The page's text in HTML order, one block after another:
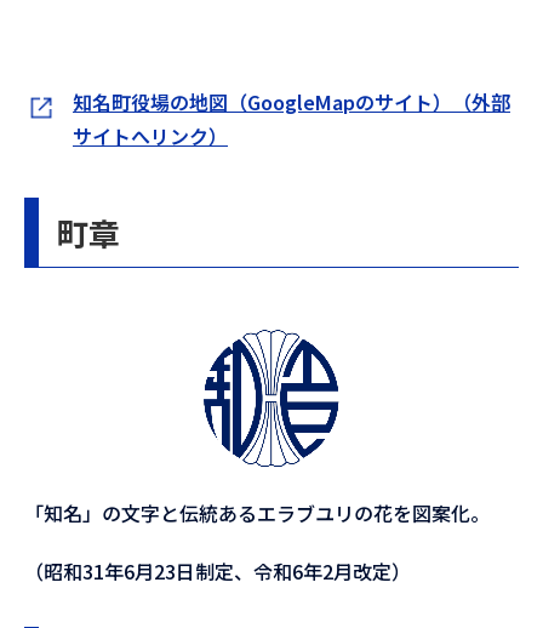
知名町役場の地図（GoogleMapのサイト）（外部
サイトへリンク）
町章
「知名」の文字と伝統あるエラブユリの花を図案化。
（昭和31年6月23日制定、令和6年2月改定）